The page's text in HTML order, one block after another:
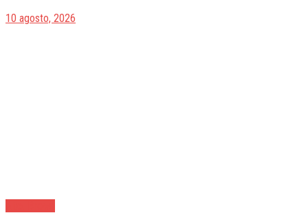
10 agosto, 2026